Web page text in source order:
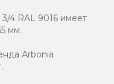
4 RAL 9016 имеет
мм.
Аrbonia